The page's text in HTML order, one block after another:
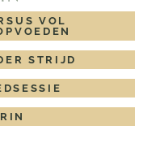
VOL
STRIJD